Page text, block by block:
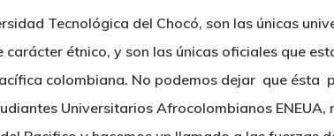
Tecnológica del Chocó, son las únicas
étnico, y son las únicas oficiales que
colombiana. No podemos dejar que ésta
Universitarios Afrocolombianos